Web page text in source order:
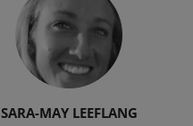
SARA-MAY LEEFLANG